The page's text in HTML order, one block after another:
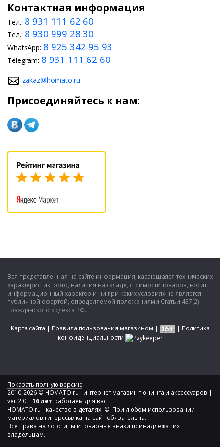
Контактная информация
Тел.: 8 931 111 62 60
Тел.: 8 930 999 28 30
WhatsApp: 8 925 342 95 93
Telegram: 8 931 111 62 60
zakaz@homato.ru
Присоединяйтесь к нам:
Вся представленная на сайте информация, касающаяся технических
характеристик, фото, наличия на складе, стоимости товаров, носит
информационный характер и ни при каких условиях не является
публичной офертой, определяемой положениями Статьи 437(2)
Гражданского кодекса РФ.
Карта сайта | Правила пользования магазином | | Политика
конфиденциальности
Показать полную версию
2010-2026 © HOMATO.ru - интернет магазин тюнинга и аксессуаров |
ver 2.0 | 16 лет работаем для вас
HOMATO.ru - качество в деталях. © При любом использовании
материалов гиперссылка на сайт обязательна.
Все права на логотипы и товарные знаки принадлежат их
владельцам.